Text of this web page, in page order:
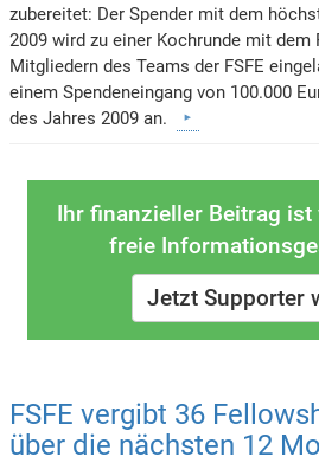
zubereitet: Der Spender mit dem
2009 wird zu einer Kochrunde mit dem
Mitgliedern des Teams der FSFE
einem Spendeneingang von 100.000
des Jahres 2009 an.
Ihr finanzieller Beitrag
freie
Jetzt Supporter
FSFE vergibt 36
über die nächsten 12